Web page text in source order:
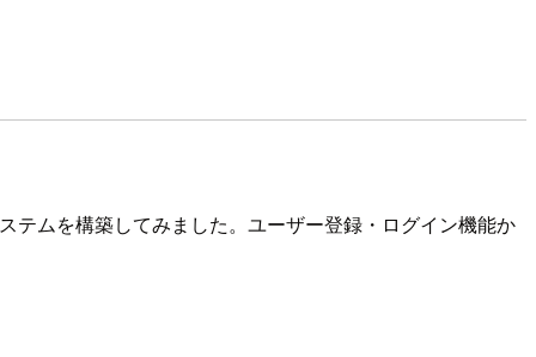
テムを構築してみました。ユーザー登録・ログイン機能か